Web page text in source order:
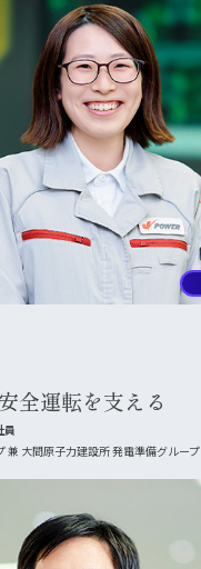
全運転を支える
員
兼 大間原子力建設所 発電準備グループ